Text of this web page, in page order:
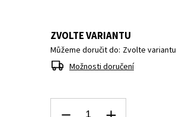
ZVOLTE VARIANTU
Můžeme doručit do: Zvolte variantu
Možnosti doručení